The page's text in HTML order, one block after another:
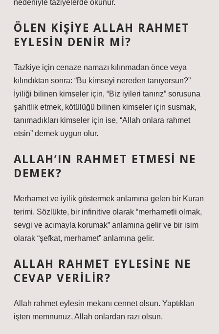
nedeniyle taziyelerde okunur.
ÖLEN KIŞIYE ALLAH RAHMET
EYLESIN DENIR MI?
Tazkiye için cenaze namazı kılınmadan önce veya
kılındıktan sonra: “Bu kimseyi nereden tanıyorsun?”
İyiliği bilinen kimseler için, “Biz iyileri tanırız” sorusuna
şahitlik etmek, kötülüğü bilinen kimseler için susmak,
tanımadıkları kimseler için ise, “Allah onlara rahmet
etsin” demek uygun olur.
ALLAH’IN RAHMET ETMESI NE
DEMEK?
Merhamet ve iyilik göstermek anlamına gelen bir Kuran
terimi. Sözlükte, bir infinitive olarak “merhametli olmak,
sevgi ve acımayla korumak” anlamına gelir ve bir isim
olarak “şefkat, merhamet” anlamına gelir.
ALLAH RAHMET EYLESINE NE
CEVAP VERILIR?
Allah rahmet eylesin mekanı cennet olsun. Yaptıkları
işten memnunuz, Allah onlardan razı olsun.